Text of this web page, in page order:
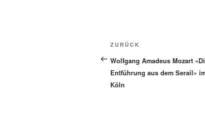
Beitragsnavigation
Vorheriger
Beitrag
ZURÜCK
Wolfgang Amadeus Mozart
Entführung aus dem Serail»
Köln